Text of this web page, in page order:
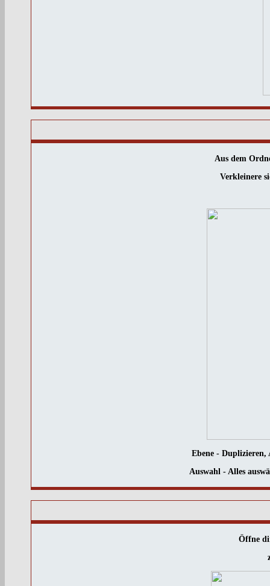
Aus dem
Verkleinere
Ebene - Duplizieren,
Auswahl - Alles
Öffne